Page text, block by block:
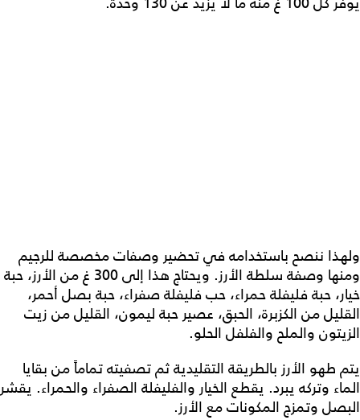
ولهذا ننصح باستخدامه في تحضير وصفات مخصصة للرجيم
ومنها وصفة سلطة الأرز. ويحتاج هذا إلى 300 غ من الأرز، حبة
خيار، حبة فليفلة حمراء، حب فليفلة صفراء، حبة بصل أحمر،
القليل من الكزبرة، الحبق، عصير حبة ليمون، القليل من زيت
الزيتون والملح والفلفل الحلو.
يتم طهو الأرز بالطريقة التقليدية ثم تصفيته تماماً من بقايا
الماء وتركه يبرد. يقطع الخيار والفليفلة الصفراء والحمراء. يقشر
البصل وتمزج المكونات مع الأرز.